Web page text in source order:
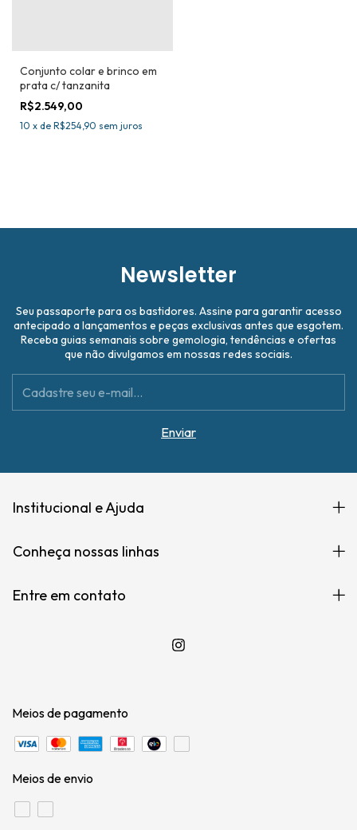
Conjunto colar e brinco em
prata c/ tanzanita
R$2.549,00
10 x de R$254,90 sem juros
Newsletter
Seu passaporte para os bastidores. Assine para garantir acesso
antecipado a lançamentos e peças exclusivas antes que esgotem.
Receba guias semanais sobre gemologia, tendências e ofertas
que não divulgamos em nossas redes sociais.
Institucional e Ajuda
Conheça nossas linhas
Entre em contato
Meios de pagamento
Meios de envio